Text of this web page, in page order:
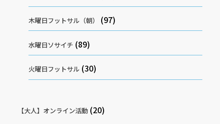
木曜日フットサル（朝） (97)
水曜日ソサイチ (89)
火曜日フットサル (30)
【大人】オンライン活動(20)